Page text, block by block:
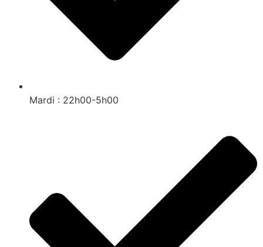
Mardi : 22h00-5h00